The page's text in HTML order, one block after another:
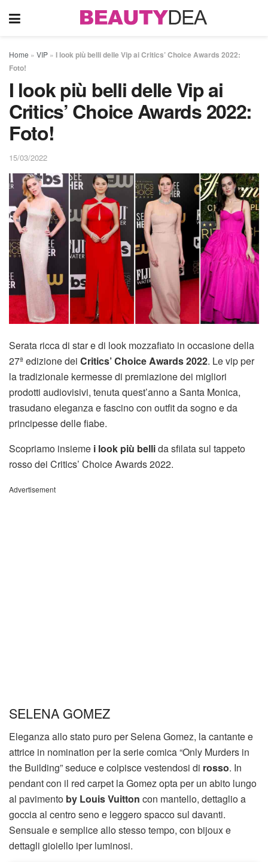
Home » VIP » I look più belli delle Vip ai Critics’ Choice Awards 2022:
Foto!
I look più belli delle Vip ai
Critics’ Choice Awards 2022:
Foto!
15/03/2022
Serata ricca di star e di look mozzafiato in occasione della
27ª edizione dei Critics’ Choice Awards 2022. Le vip per
la tradizionale kermesse di premiazione dei migliori
prodotti audiovisivi, tenuta quest’anno a Santa Monica,
trasudano eleganza e fascino con outfit da sogno e da
principesse delle fiabe.
Scopriamo insieme i look più bellida sfilata sul tappeto
rosso dei Critics’ Choice Awards 2022.
Advertisement
SELENA GOMEZ
Eleganza allo stato puro per Selena Gomez, la cantante e
attrice in nomination per la serie comica “Only Murders in
the Building” seduce e colpisce vestendosi di rosso. In
pendant con il red carpet la Gomez opta per un abito lungo
al pavimento by Louis Vuitton con mantello, dettaglio a
goccia al centro seno e leggero spacco sul davanti.
Sensuale e semplice allo stesso tempo, con bijoux e
dettagli gioiello iper luminosi.